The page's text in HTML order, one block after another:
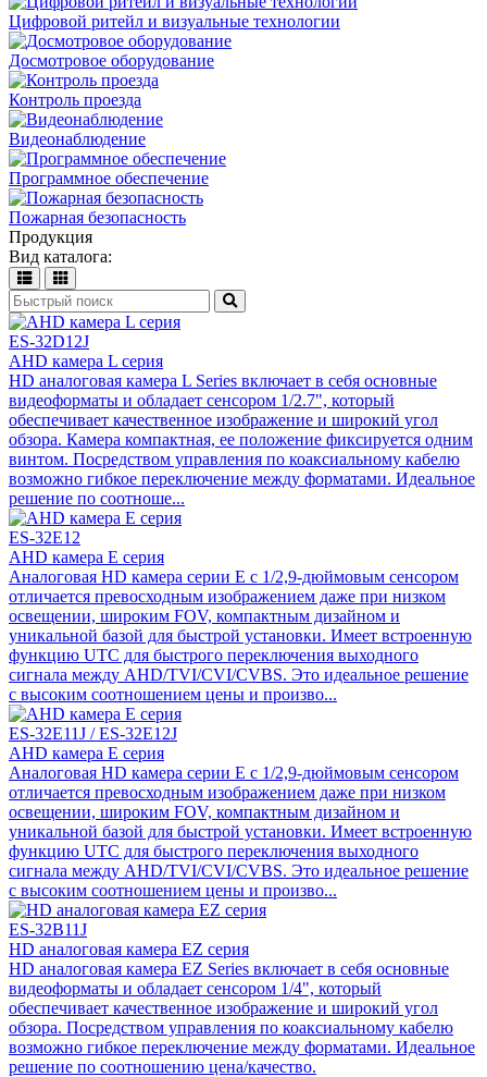
Цифровой ритейл и визуальные технологии
Досмотровое оборудование
Контроль проезда
Видеонаблюдение
Программное обеспечение
Пожарная безопасность
Продукция
Вид каталога:
ES-32D12J
AHD камера L серия
HD аналоговая камера L Series включает в себя основные
видеоформаты и обладает сенсором 1/2.7", который
обеспечивает качественное изображение и широкий угол
обзора. Камера компактная, ее положение фиксируется одним
винтом. Посредством управления по коаксиальному кабелю
возможно гибкое переключение между форматами. Идеальное
решение по соотноше...
ES-32E12
AHD камера E серия
Аналоговая HD камера серии E c 1/2,9-дюймовым сенсором
отличается превосходным изображением даже при низком
освещении, широким FOV, компактным дизайном и
уникальной базой для быстрой установки. Имеет встроенную
функцию UTC для быстрого переключения выходного
сигнала между AHD/TVI/CVI/CVBS. Это идеальное решение
с высоким соотношением цены и произво...
ES-32E11J / ES-32E12J
AHD камера E серия
Аналоговая HD камера серии E c 1/2,9-дюймовым сенсором
отличается превосходным изображением даже при низком
освещении, широким FOV, компактным дизайном и
уникальной базой для быстрой установки. Имеет встроенную
функцию UTC для быстрого переключения выходного
сигнала между AHD/TVI/CVI/CVBS. Это идеальное решение
с высоким соотношением цены и произво...
ES-32B11J
HD аналоговая камера EZ серия
HD аналоговая камера EZ Series включает в себя основные
видеоформаты и обладает сенсором 1/4", который
обеспечивает качественное изображение и широкий угол
обзора. Посредством управления по коаксиальному кабелю
возможно гибкое переключение между форматами. Идеальное
решение по соотношению цена/качество.